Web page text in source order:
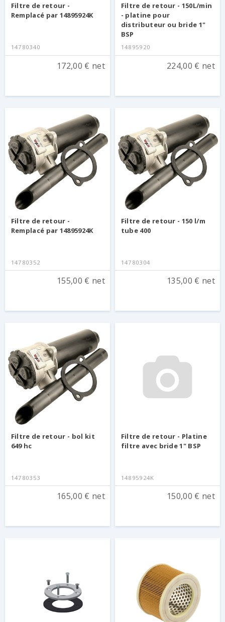
Filtre de retour -
Remplacé par 14895924K
14780340
172,00 € net
Filtre de retour - 150L/min
- platine pour
distributeur ou bride 1"
BSP
14895920
224,00 € net
Filtre de retour -
Remplacé par 14895924K
14780352
155,00 € net
Filtre de retour - 150 l/m
tube 400
14780304
135,00 € net
Filtre de retour - bol kit
649 hc
14780353
165,00 € net
Filtre de retour - Platine
filtre avec bride 1" BSP
14895924K
150,00 € net